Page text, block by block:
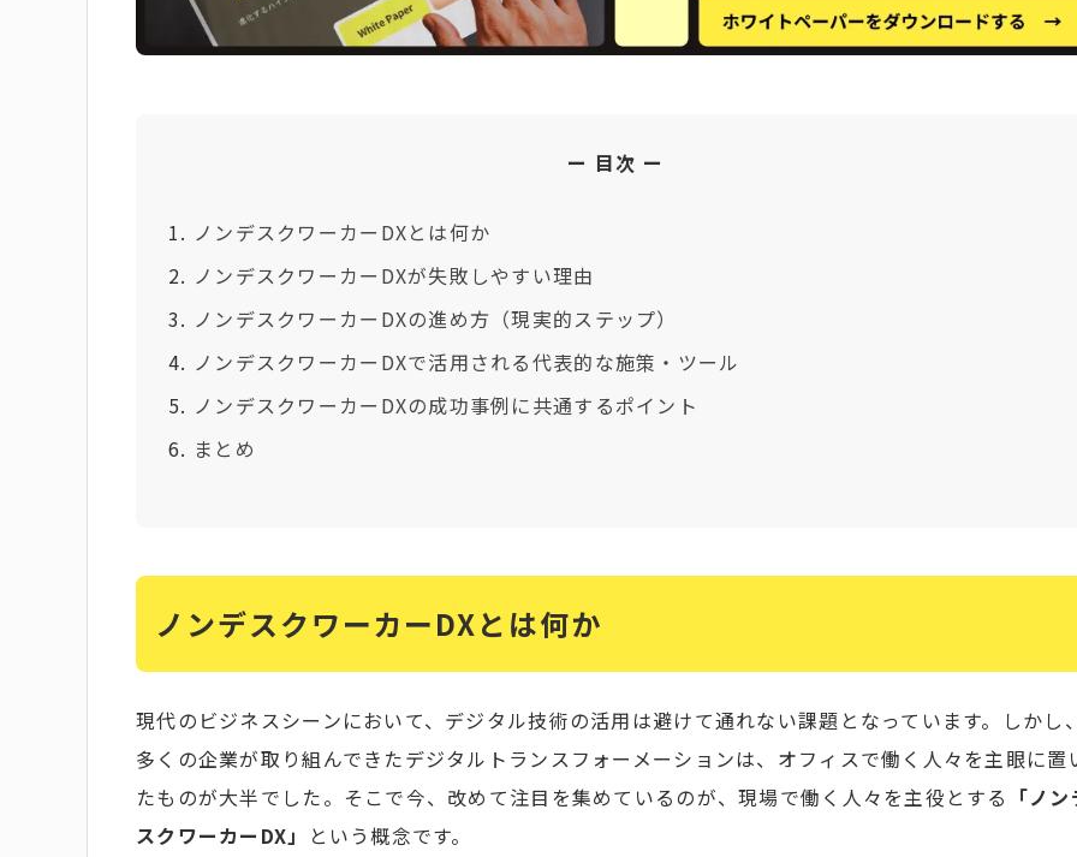
目次
ノンデスクワーカーDXとは何か
ノンデスクワーカーDXが失敗しやすい理由
ノンデスクワーカーDXの進め方（現実的ステップ）
ノンデスクワーカーDXで活用される代表的な施策・ツール
ノンデスクワーカーDXの成功事例に共通するポイント
まとめ
ノンデスクワーカーDXとは何か
現代のビジネスシーンにおいて、デジタル技術の活用は避けて通れない課題となっています。しかし
多くの企業が取り組んできたデジタルトランスフォーメーションは、オフィスで働く人々を主眼に置
たものが大半でした。そこで今、改めて注目を集めているのが、現場で働く人々を主役とする 「ノ
スクワーカーDX」
という概念です。